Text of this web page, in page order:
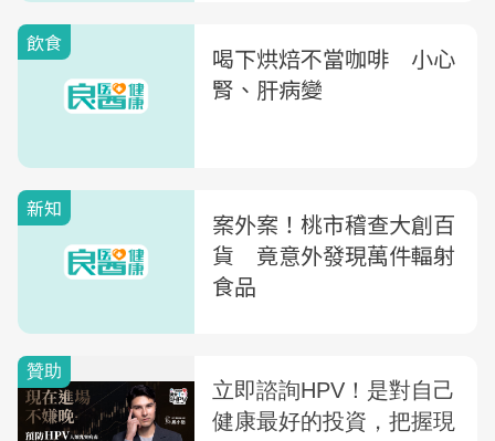
飲食
喝下烘焙不當咖啡 小心
腎、肝病變
新知
案外案！桃市稽查大創百
貨 竟意外發現萬件輻射
食品